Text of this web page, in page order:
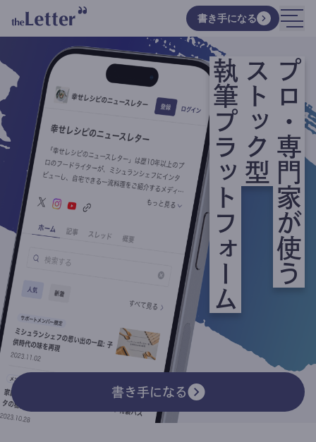
書き手になる
プロ・専門家が使う
ストック型
執筆プラットフォーム
書き手になる